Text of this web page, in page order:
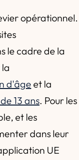
opérationnel.
le cadre de la
d'âge et la
13 ans. Pour les
et les
dans leur
UE